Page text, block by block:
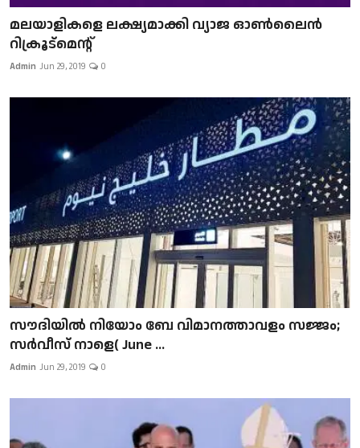
മലയാളികളെ ലക്ഷ്യമാക്കി വ്യാജ ഓൺലൈൻ
റിക്രൂട്മെന്റ്
Admin Jun 29, 2019 0
സൗദിയിൽ നിയോം ബേ വിമാനത്താവളം സജ്ജം;
സർവീസ് നാളെ( June ...
Admin Jun 29, 2019 0